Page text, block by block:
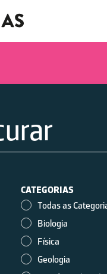
CATEGORIAS
Todas as
Biologia
Física
Geologia